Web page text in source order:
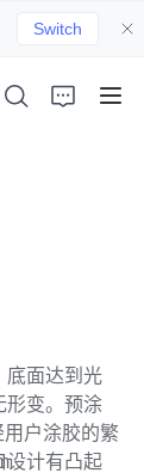
Switch
底面达到光
形变。预涂
户涂胶的繁
设计有凸起